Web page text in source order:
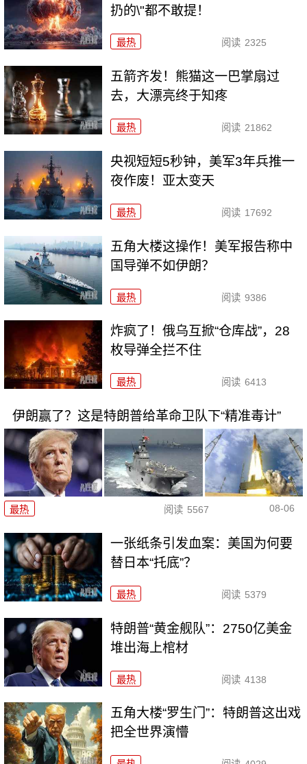
扔的\"都不敢提！
最热 阅读 2325
五箭齐发！熊猫这一巴掌扇过
去，大漂亮终于知疼
最热 阅读 21862
央视短短5秒钟，美军3年兵推一
夜作废！亚太变天
最热 阅读 17692
五角大楼这操作！美军报告称中
国导弹不如伊朗？
最热 阅读 9386
炸疯了！俄乌互掀“仓库战”，28
枚导弹全拦不住
最热 阅读 6413
伊朗赢了？这是特朗普给革命卫队下“精准毒计”
最热 阅读 5567 08-06
一张纸条引发血案：美国为何要
替日本“托底”？
最热 阅读 5379
特朗普“黄金舰队”：2750亿美金
堆出海上棺材
最热 阅读 4138
五角大楼“罗生门”：特朗普这出戏
把全世界演懵